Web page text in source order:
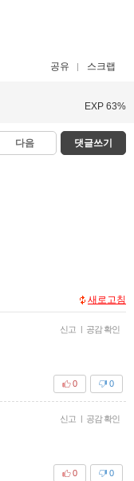
공유 스크랩
EXP 63%
다음 댓글쓰기
새로고침
신고 | 공감 확인
0
0
신고 | 공감 확인
0
0